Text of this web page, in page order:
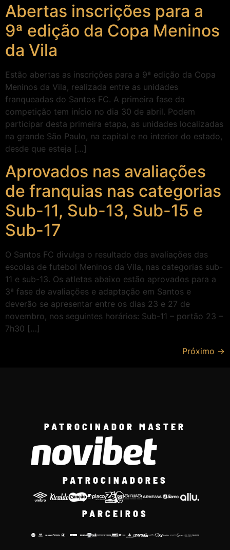
Abertas inscrições para a
9ª edição da Copa Meninos
da Vila
Estão abertas as inscrições para a 9ª edição da Copa
Meninos da Vila, realizada entre as unidades
franqueadas do Santos FC. A primeira fase da
competição tem início no dia 30 de abril. Podem
participar desta primeira etapa, as unidades localizadas
na grande São Paulo, na capital e no interior do estado,
desde que esteja […]
Aprovados nas avaliações
de franquias nas categorias
Sub-11, Sub-13, Sub-15 e
Sub-17
O Santos FC divulga o resultado das avaliações das
escolas de futebol Meninos da Vila, nas categorias sub-
11 e sub-13. Os atletas abaixo estão aprovados para a
3ª fase de avaliações e adaptação em Santos e
deverão se apresentar entre os dias 23 e 27 de
novembro, nos seguintes horários: Sub-11 – portão 23 –
7h30 […]
Próximo →
PATROCINADOR MASTER
PATROCINADORES
PARCEIROS